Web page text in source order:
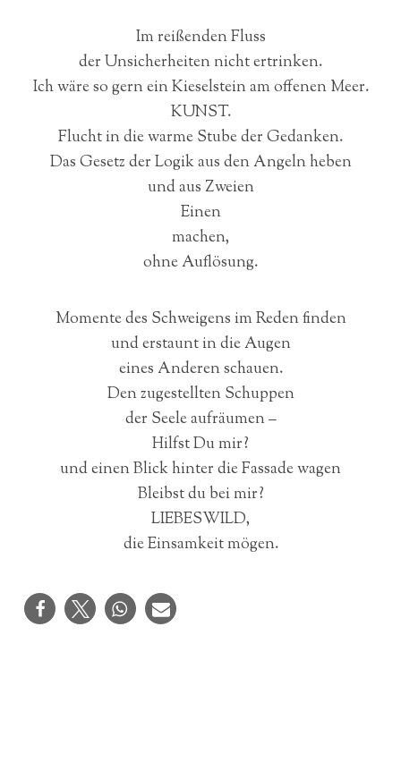
Im reißenden Fluss
der Unsicherheiten nicht ertrinken.
Ich wäre so gern ein Kieselstein am offenen Meer.
KUNST.
Flucht in die warme Stube der Gedanken.
Das Gesetz der Logik aus den Angeln heben
und aus Zweien
Einen
machen,
ohne Auflösung.
Momente des Schweigens im Reden finden
und erstaunt in die Augen
eines Anderen schauen.
Den zugestellten Schuppen
der Seele aufräumen –
Hilfst Du mir?
und einen Blick hinter die Fassade wagen
Bleibst du bei mir?
LIEBESWILD,
die Einsamkeit mögen.